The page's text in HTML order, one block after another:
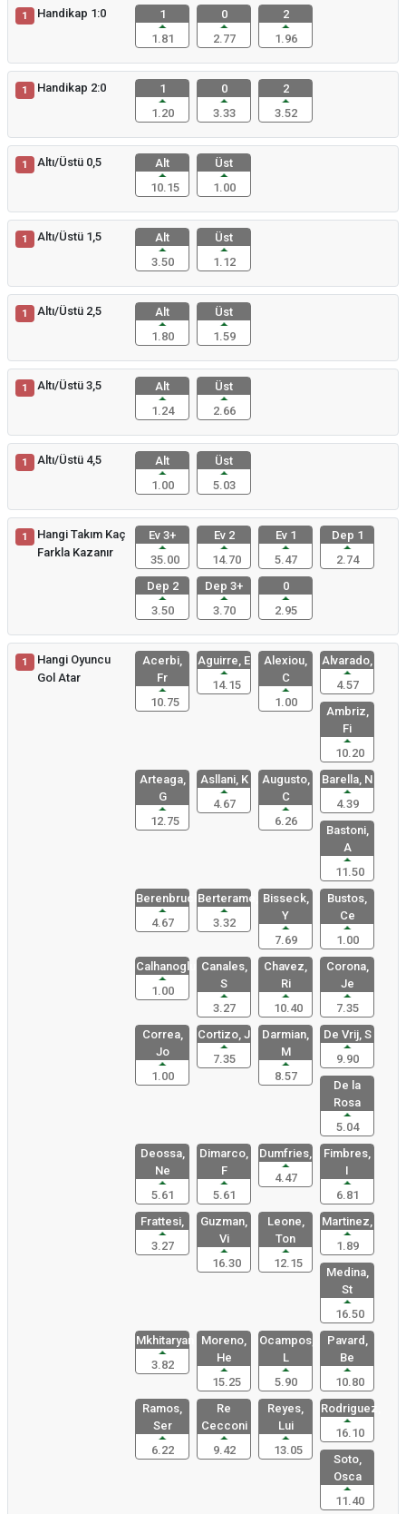
1 Handikap 1:0
1
1.81
0
2.77
2
1.96
1 Handikap 2:0
1
1.20
0
3.33
2
3.52
1 Altı/Üstü 0,5
Alt
10.15
Üst
1.00
1 Altı/Üstü 1,5
Alt
3.50
Üst
1.12
1 Altı/Üstü 2,5
Alt
1.80
Üst
1.59
1 Altı/Üstü 3,5
Alt
1.24
Üst
2.66
1 Altı/Üstü 4,5
Alt
1.00
Üst
5.03
1
Hangi Takım Kaç
Farkla Kazanır
Ev 3+
35.00
Ev 2
14.70
Ev 1
5.47
Dep 1
2.74
Dep 2
3.50
Dep 3+
3.70
0
2.95
1
Hangi Oyuncu
Gol Atar
Acerbi,
Fr
10.75
Aguirre, E
14.15
Alexiou,
C
1.00
Alvarado,
4.57
Ambriz,
Fi
10.20
Arteaga,
G
12.75
Asllani, K
4.67
Augusto,
C
6.26
Barella, N
4.39
Bastoni,
A
11.50
Berenbruch
4.67
Berterame,
3.32
Bisseck,
Y
7.69
Bustos,
Ce
1.00
Calhanoglu
1.00
Canales,
S
3.27
Chavez,
Ri
10.40
Corona,
Je
7.35
Correa,
Jo
1.00
Cortizo, J
7.35
Darmian,
M
8.57
De Vrij, S
9.90
De la
Rosa
5.04
Deossa,
Ne
5.61
Dimarco,
F
5.61
Dumfries,
4.47
Fimbres,
I
6.81
Frattesi,
3.27
Guzman,
Vi
16.30
Leone,
Ton
12.15
Martinez,
1.89
Medina,
St
16.50
Mkhitaryan
3.82
Moreno,
He
15.25
Ocampos,
L
5.90
Pavard,
Be
10.80
Ramos,
Ser
6.22
Re
Cecconi
9.42
Reyes,
Lui
13.05
Rodriguez,
16.10
Soto,
Osca
11.40